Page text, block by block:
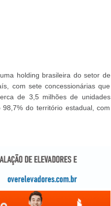
holding brasileira do setor de
com sete concessionárias que
de 3,5 milhões de unidades
do território estadual, com